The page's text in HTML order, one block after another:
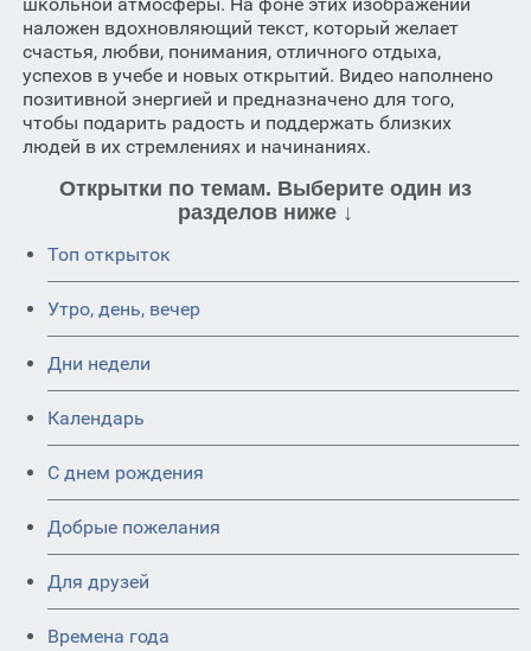
наложен вдохновляющий текст, который желает
счастья, любви, понимания, отличного отдыха,
успехов в учебе и новых открытий. Видео наполнено
позитивной энергией и предназначено для того,
чтобы подарить радость и поддержать близких
людей в их стремлениях и начинаниях.
Открытки по темам. Выберите один из
разделов ниже ↓
Топ открыток
Утро, день, вечер
Дни недели
Календарь
C днем рождения
Добрые пожелания
Для друзей
Времена года